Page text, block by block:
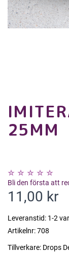
25MM
Bli den första att
11,00 kr
Leveranstid: 1-2
Artikelnr:708
Tillverkare: Drops